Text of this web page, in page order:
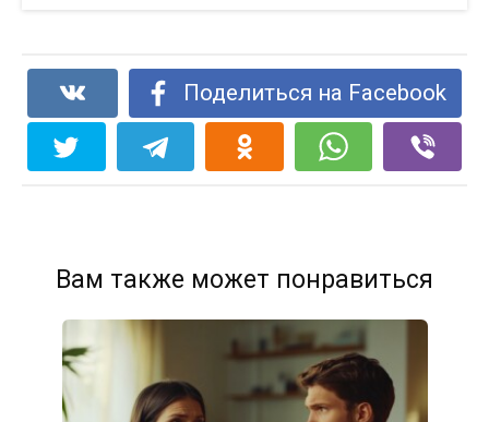
Поделиться на Facebook
Вам также может понравиться